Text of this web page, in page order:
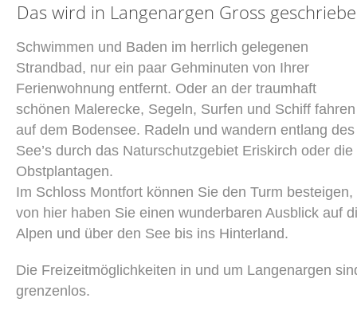
Das wird in Langenargen Gross
Schwimmen und Baden im herrlich gelegenen
Strandbad, nur ein paar Gehminuten von Ihrer
Ferienwohnung entfernt. Oder an der traumhaft
schönen Malerecke, Segeln, Surfen und Schiff fahren
auf dem Bodensee. Radeln und wandern entlang des
See’s durch das Naturschutzgebiet Eriskirch oder die
Obstplantagen.
Im Schloss Montfort können Sie den Turm besteigen,
von hier haben Sie einen wunderbaren Ausblick auf
Alpen und über den See bis ins Hinterland.
Die Freizeitmöglichkeiten in und um Langenargen
grenzenlos.